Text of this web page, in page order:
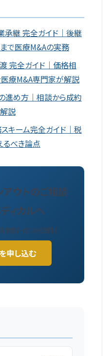
承継 完全ガイド｜後継
で医療M&Aの実務
完全ガイド｜価格相
医療M&A専門家が解説
進め方｜相談から成約
説
キーム完全ガイド｜税
るべき論点
ウトのご相談
ィカルへ
無料・成功報酬制
申し込む